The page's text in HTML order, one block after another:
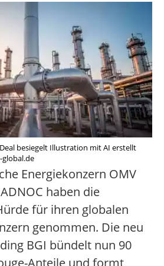
besiegelt Illustration mit AI erstellt
Energiekonzern OMV
haben die
für ihren globalen
genommen. Die neu
BGI bündelt nun 90